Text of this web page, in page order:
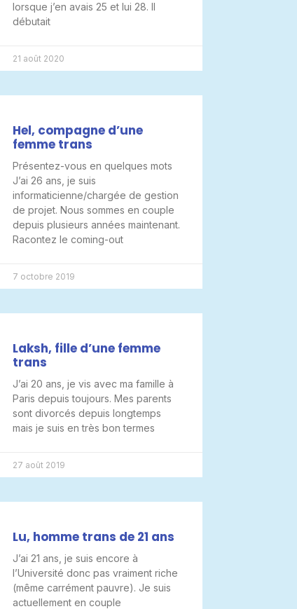
lorsque j’en avais 25 et lui 28. Il
débutait
21 août 2020
Hel, compagne d’une
femme trans
Présentez-vous en quelques mots
J’ai 26 ans, je suis
informaticienne/chargée de gestion
de projet. Nous sommes en couple
depuis plusieurs années maintenant.
Racontez le coming-out
7 octobre 2019
Laksh, fille d’une femme
trans
J’ai 20 ans, je vis avec ma famille à
Paris depuis toujours. Mes parents
sont divorcés depuis longtemps
mais je suis en très bon termes
27 août 2019
Lu, homme trans de 21 ans
J’ai 21 ans, je suis encore à
l’Université donc pas vraiment riche
(même carrément pauvre). Je suis
actuellement en couple